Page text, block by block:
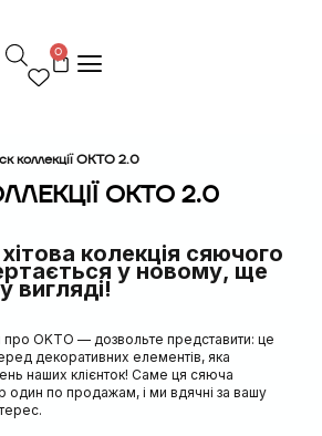
0
коллекції OKTO 2.0
OKTO 2.0
колекція сяючого
у новому, ще
вигляді!
про OKTO — дозвольте представити: це
декоративних елементів, яка
наших клієнток! Саме ця сяюча
один по продажам, і ми вдячні за вашу